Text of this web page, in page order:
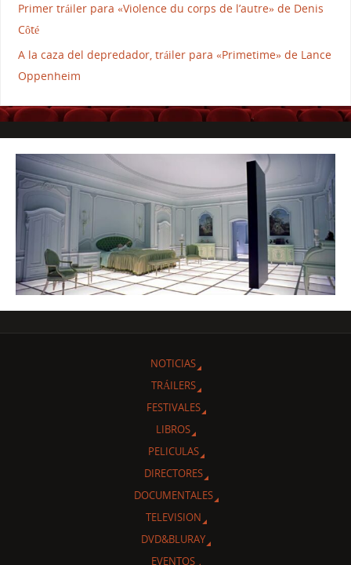
Primer tráiler para «Violence du corps de l’autre» de Denis
Côté
A la caza del depredador, tráiler para «Primetime» de Lance
Oppenheim
NOTICIAS
TRÁILERS
FESTIVALES
LIBROS
PELICULAS
DIRECTORES
DOCUMENTALES
TELEVISION
DVD&BLURAY
EVENTOS